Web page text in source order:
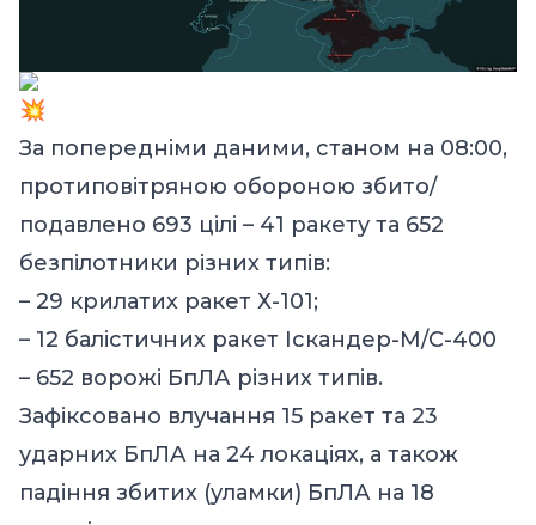
За попередніми даними, станом на 08:00,
протиповітряною обороною збито/
подавлено 693 цілі – 41 ракету та 652
безпілотники різних типів:
– 29 крилатих ракет Х-101;
– 12 балістичних ракет Іскандер-М/С-400
– 652 ворожі БпЛА різних типів.
Зафіксовано влучання 15 ракет та 23
ударних БпЛА на 24 локаціях, а також
падіння збитих (уламки) БпЛА на 18